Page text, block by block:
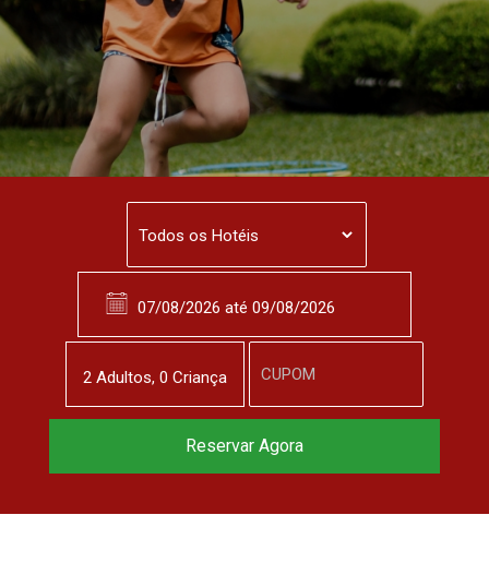
2 Adultos, 0 Criança
Reservar Agora